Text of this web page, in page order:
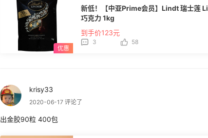
新低！【中亚Prime会员】Lindt 瑞士莲
巧克力 1kg
到手价123元
3 58
krisy33
2020-06-17 评论了
出金胶90粒 400包